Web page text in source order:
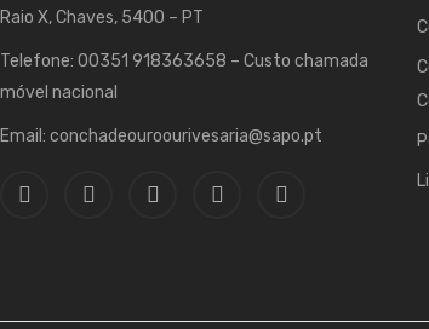
Raio X, Chaves, 5400 – PT
Telefone: 00351 918363658 – Custo chamada
móvel nacional
Email: conchadeouroourivesaria@sapo.pt